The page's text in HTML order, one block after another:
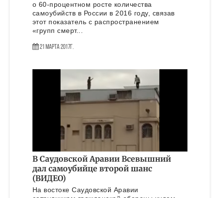
о 60-процентном росте количества
самоубийств в России в 2016 году, связав
этот показатель с распространением
«групп смерт...
21 Марта 2017г.
В Саудовской Аравии Всевышний
дал самоубийце второй шанс
(ВИДЕО)
На востоке Саудовской Аравии